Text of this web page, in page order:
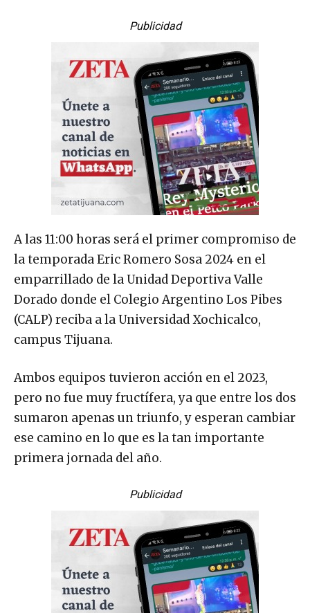
Publicidad
A las 11:00 horas será el primer compromiso de
la temporada Eric Romero Sosa 2024 en el
emparrillado de la Unidad Deportiva Valle
Dorado donde el Colegio Argentino Los Pibes
(CALP) reciba a la Universidad Xochicalco,
campus Tijuana.
Ambos equipos tuvieron acción en el 2023,
pero no fue muy fructífera, ya que entre los dos
sumaron apenas un triunfo, y esperan cambiar
ese camino en lo que es la tan importante
primera jornada del año.
Publicidad